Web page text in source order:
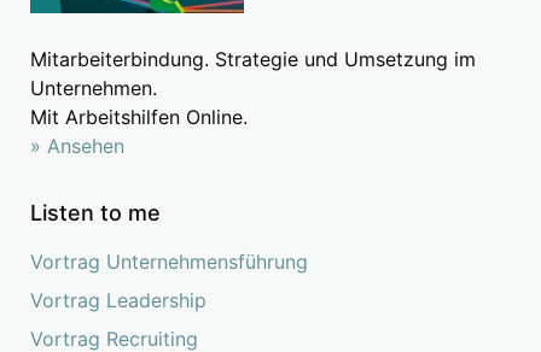
Mitarbeiterbindung. Strategie und Umsetzung im
Unternehmen.
Mit Arbeitshilfen Online.
» Ansehen
Listen to me
Vortrag Unternehmensführung
Vortrag Leadership
Vortrag Recruiting